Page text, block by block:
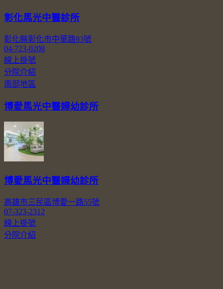
彰化馬光中醫診所
彰化縣彰化市中華路93號
04-723-0208
線上掛號
分院介紹
南部地區
博愛馬光中醫婦幼診所
博愛馬光中醫婦幼診所
高雄市三民區博愛一路55號
07-323-2312
線上掛號
分院介紹